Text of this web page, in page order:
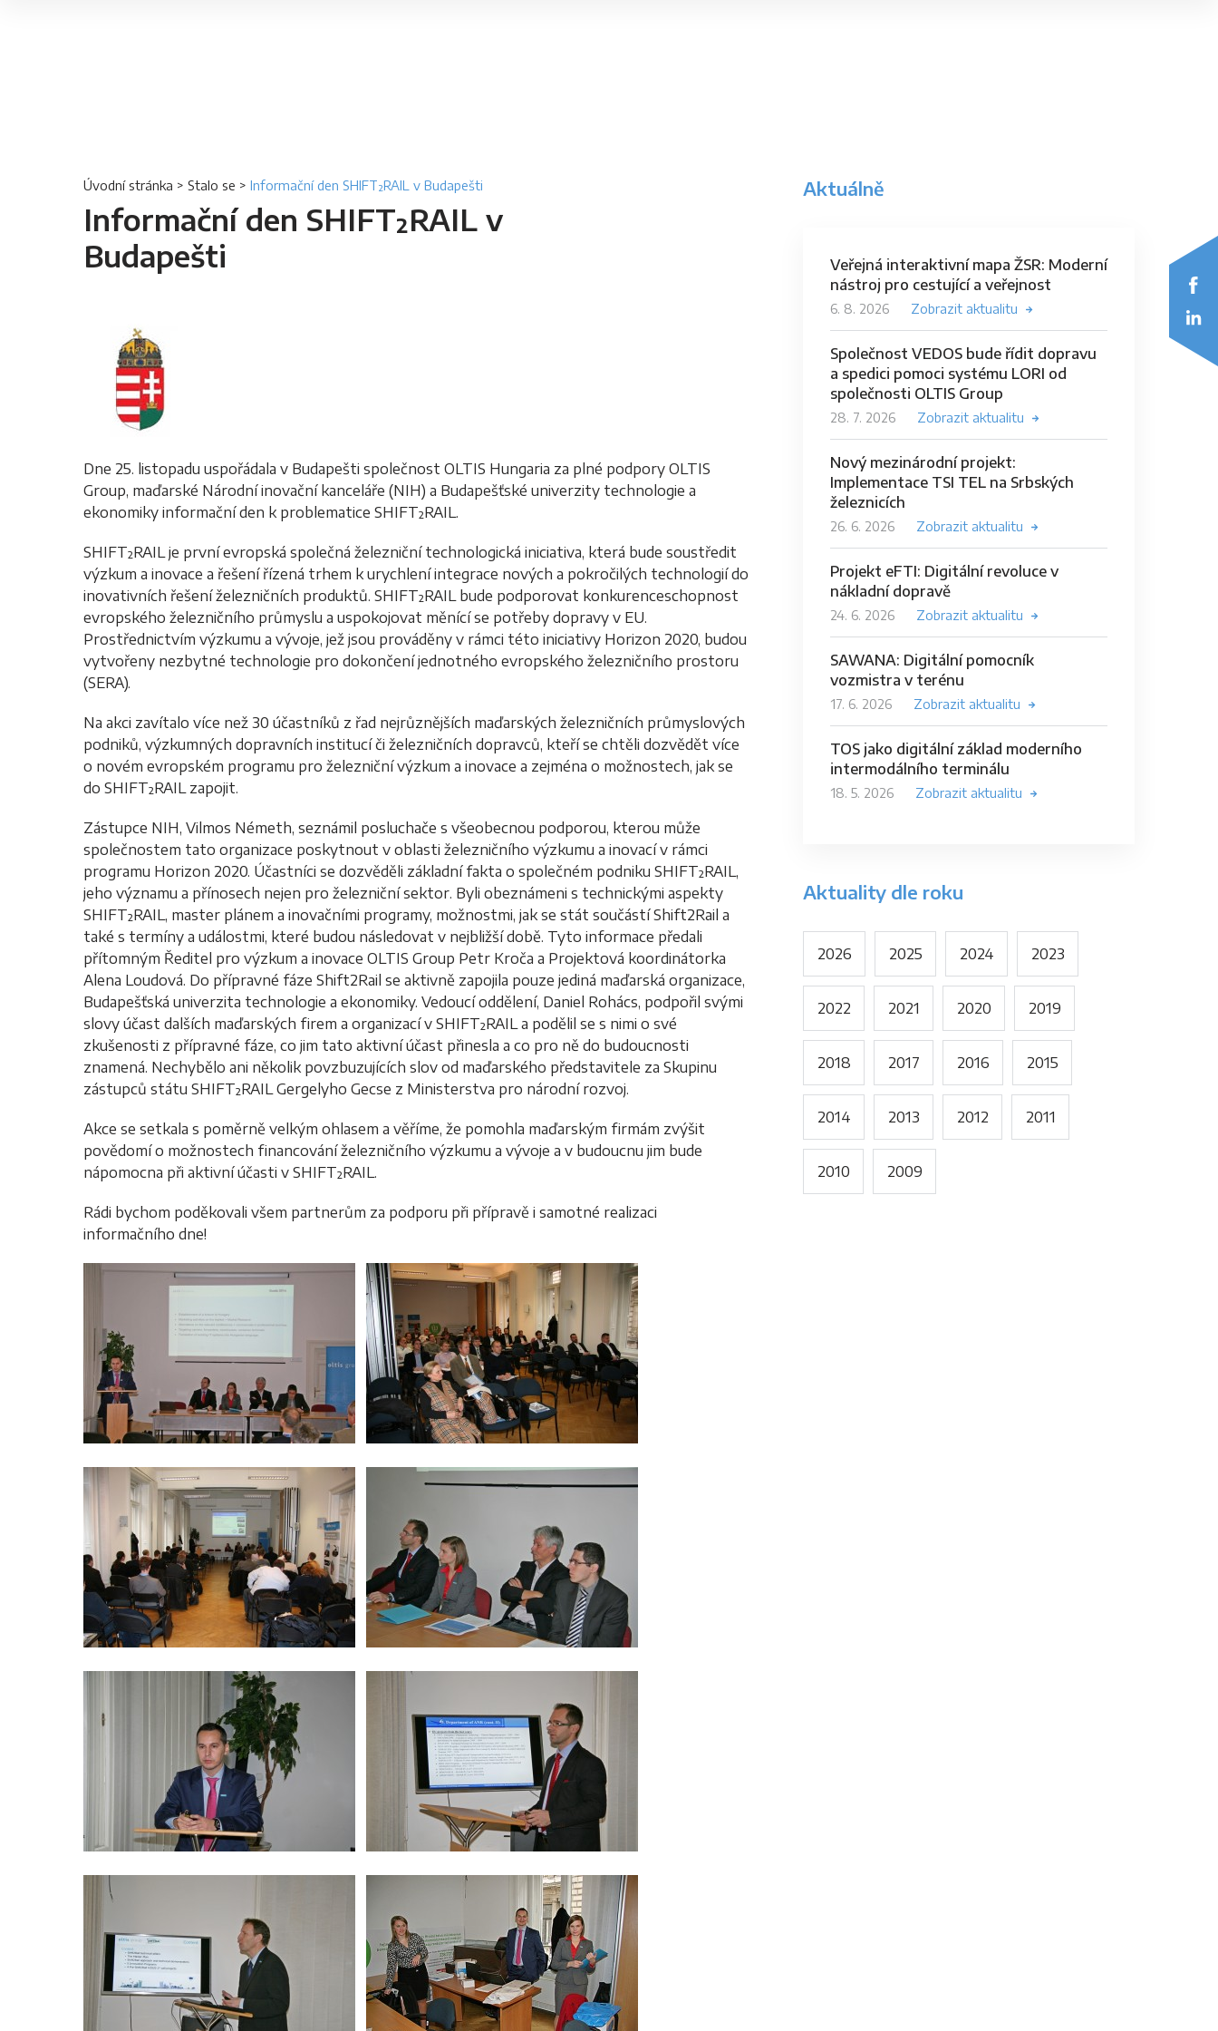
Úvodní stránka > Stalo se > Informační den SHIFT²RAIL v Budapešti
Informační den SHIFT²RAIL v
Budapešti
Dne 25. listopadu uspořádala v Budapešti společnost OLTIS Hungaria za plné podpory OLTIS
Group, maďarské Národní inovační kanceláře (NIH) a Budapešťské univerzity technologie a
ekonomiky informační den k problematice SHIFT²RAIL.
SHIFT²RAIL je první evropská společná železniční technologická iniciativa, která bude soustředit
výzkum a inovace a řešení řízená trhem k urychlení integrace nových a pokročilých technologií do
inovativních řešení železničních produktů. SHIFT²RAIL bude podporovat konkurenceschopnost
evropského železničního průmyslu a uspokojovat měnící se potřeby dopravy v EU.
Prostřednictvím výzkumu a vývoje, jež jsou prováděny v rámci této iniciativy Horizon 2020, budou
vytvořeny nezbytné technologie pro dokončení jednotného evropského železničního prostoru
(SERA).
Na akci zavítalo více než 30 účastníků z řad nejrůznějších maďarských železničních průmyslových
podniků, výzkumných dopravních institucí či železničních dopravců, kteří se chtěli dozvědět více
o novém evropském programu pro železniční výzkum a inovace a zejména o možnostech, jak se
do SHIFT²RAIL zapojit.
Zástupce NIH, Vilmos Németh, seznámil posluchače s všeobecnou podporou, kterou může
společnostem tato organizace poskytnout v oblasti železničního výzkumu a inovací v rámci
programu Horizon 2020. Účastníci se dozvěděli základní fakta o společném podniku SHIFT²RAIL,
jeho významu a přínosech nejen pro železniční sektor. Byli obeznámeni s technickými aspekty
SHIFT²RAIL, master plánem a inovačními programy, možnostmi, jak se stát součástí Shift2Rail a
také s termíny a událostmi, které budou následovat v nejbližší době. Tyto informace předali
přítomným Ředitel pro výzkum a inovace OLTIS Group Petr Kroča a Projektová koordinátorka
Alena Loudová. Do přípravné fáze Shift2Rail se aktivně zapojila pouze jediná maďarská organizace,
Budapešťská univerzita technologie a ekonomiky. Vedoucí oddělení, Daniel Rohács, podpořil svými
slovy účast dalších maďarských firem a organizací v SHIFT²RAIL a podělil se s nimi o své
zkušenosti z přípravné fáze, co jim tato aktivní účast přinesla a co pro ně do budoucnosti
znamená. Nechybělo ani několik povzbuzujících slov od maďarského představitele za Skupinu
zástupců státu SHIFT²RAIL Gergelyho Gecse z Ministerstva pro národní rozvoj.
Akce se setkala s poměrně velkým ohlasem a věříme, že pomohla maďarským firmám zvýšit
povědomí o možnostech financování železničního výzkumu a vývoje a v budoucnu jim bude
nápomocna při aktivní účasti v SHIFT²RAIL.
Rádi bychom poděkovali všem partnerům za podporu při přípravě i samotné realizaci
informačního dne!
Aktuálně
Veřejná interaktivní mapa ŽSR: Moderní
nástroj pro cestující a veřejnost
6. 8. 2026 Zobrazit aktualitu
Společnost VEDOS bude řídit dopravu
a spedici pomoci systému LORI od
společnosti OLTIS Group
28. 7. 2026 Zobrazit aktualitu
Nový mezinárodní projekt:
Implementace TSI TEL na Srbských
železnicích
26. 6. 2026 Zobrazit aktualitu
Projekt eFTI: Digitální revoluce v
nákladní dopravě
24. 6. 2026 Zobrazit aktualitu
SAWANA: Digitální pomocník
vozmistra v terénu
17. 6. 2026 Zobrazit aktualitu
TOS jako digitální základ moderního
intermodálního terminálu
18. 5. 2026 Zobrazit aktualitu
Aktuality dle roku
2026 2025 2024 2023
2022 2021 2020 2019
2018 2017 2016 2015
2014 2013 2012 2011
2010 2009